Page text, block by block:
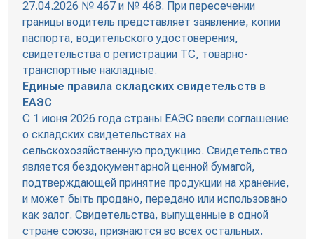
27.04.2026 № 467 и № 468. При пересечении
границы водитель представляет заявление, копии
паспорта, водительского удостоверения,
свидетельства о регистрации ТС, товарно-
транспортные накладные.
Единые правила складских свидетельств в
ЕАЭС
С 1 июня 2026 года страны ЕАЭС ввели соглашение
о складских свидетельствах на
сельскохозяйственную продукцию. Свидетельство
является бездокументарной ценной бумагой,
подтверждающей принятие продукции на хранение,
и может быть продано, передано или использовано
как залог. Свидетельства, выпущенные в одной
стране союза, признаются во всех остальных.